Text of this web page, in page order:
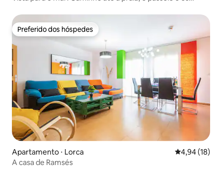
Preferido dos hóspedes
Preferido dos hóspedes
Apartamento ⋅ Lorca 4,94 de uma
4,94 (18)
A casa de Ramsés